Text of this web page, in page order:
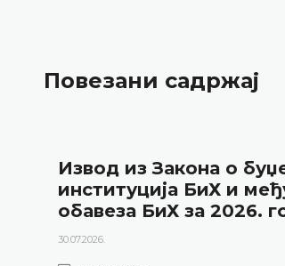
Повезани садржај
Извод из Закона о
институција БиХ и
обавеза БиХ за 2026.
30.07.2026.